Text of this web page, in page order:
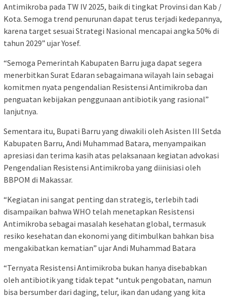
Antimikroba pada TW IV 2025, baik di tingkat Provinsi dan Kab /
Kota. Semoga trend penurunan dapat terus terjadi kedepannya,
karena target sesuai Strategi Nasional mencapai angka 50% di
tahun 2029” ujar Yosef.
“Semoga Pemerintah Kabupaten Barru juga dapat segera
menerbitkan Surat Edaran sebagaimana wilayah lain sebagai
komitmen nyata pengendalian Resistensi Antimikroba dan
penguatan kebijakan penggunaan antibiotik yang rasional”
lanjutnya.
Sementara itu, Bupati Barru yang diwakili oleh Asisten III Setda
Kabupaten Barru, Andi Muhammad Batara, menyampaikan
apresiasi dan terima kasih atas pelaksanaan kegiatan advokasi
Pengendalian Resistensi Antimikroba yang diinisiasi oleh
BBPOM di Makassar.
“Kegiatan ini sangat penting dan strategis, terlebih tadi
disampaikan bahwa WHO telah menetapkan Resistensi
Antimikroba sebagai masalah kesehatan global, termasuk
resiko kesehatan dan ekonomi yang ditimbulkan bahkan bisa
mengakibatkan kematian” ujar Andi Muhammad Batara
“Ternyata Resistensi Antimikroba bukan hanya disebabkan
oleh antibiotik yang tidak tepat *untuk pengobatan, namun
bisa bersumber dari daging, telur, ikan dan udang yang kita